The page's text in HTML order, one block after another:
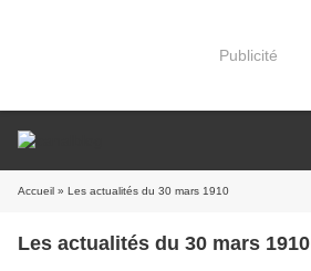
Publicité
Accueil » Les actualités du 30 mars 1910
Les actualités du 30 mars 1910